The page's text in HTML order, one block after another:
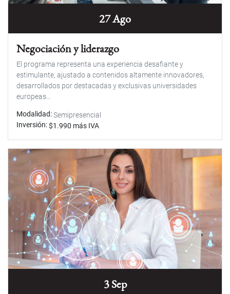
27 Ago
Negociación y liderazgo
El programa representa una experiencia desafiante y
estimulante, ajustado a contenidos altamente innovadores,
desarrollados por destacadas y exclusivas universidades
europeas...
Modalidad Semipresencial
Inversión $1.990 más IVA
3 Sep